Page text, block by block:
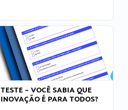
TESTE – VOCÊ SABIA QUE
INOVAÇÃO É PARA TODOS?